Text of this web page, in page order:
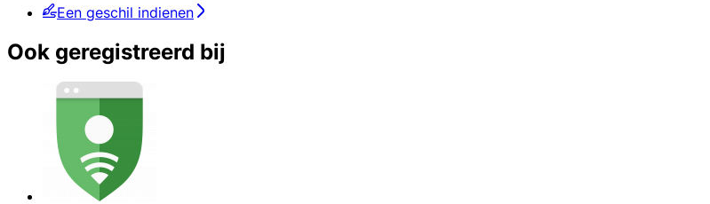
Een geschil indienen
Ook geregistreerd bij